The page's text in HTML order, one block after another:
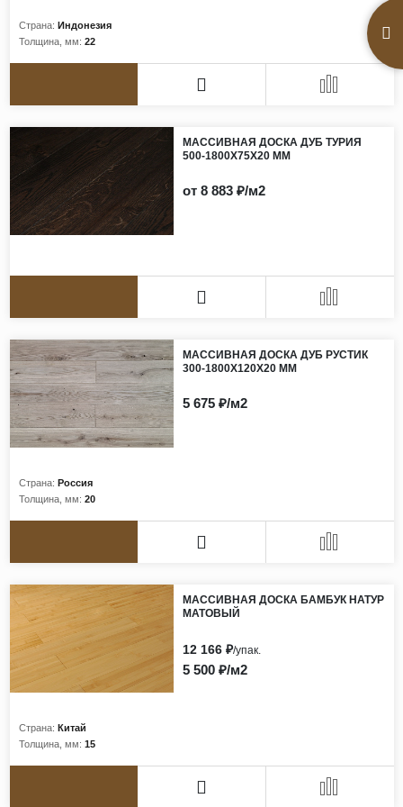
Страна: Индонезия
Толщина, мм: 22
МАССИВНАЯ ДОСКА ДУБ ТУРИЯ
500-1800Х75Х20 ММ
от 8 883 ₽/м2
МАССИВНАЯ ДОСКА ДУБ РУСТИК
300-1800Х120Х20 ММ
Страна: Россия
Толщина, мм: 20
5 675 ₽/м2
МАССИВНАЯ ДОСКА БАМБУК НАТУР
МАТОВЫЙ
Страна: Китай
Толщина, мм: 15
5 500 ₽/м2
12 166 ₽/упак.